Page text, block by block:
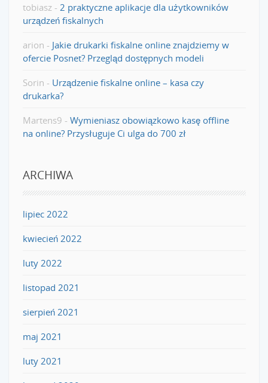
tobiasz - 2 praktyczne aplikacje dla użytkowników
urządzeń fiskalnych
arion - Jakie drukarki fiskalne online znajdziemy w
ofercie Posnet? Przegląd dostępnych modeli
Sorin - Urządzenie fiskalne online – kasa czy
drukarka?
Martens9 - Wymieniasz obowiązkowo kasę offline
na online? Przysługuje Ci ulga do 700 zł
ARCHIWA
lipiec 2022
kwiecień 2022
luty 2022
listopad 2021
sierpień 2021
maj 2021
luty 2021